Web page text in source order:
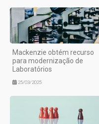
Mackenzie obtém recurso
para modernização de
Laboratórios
25/03/2025